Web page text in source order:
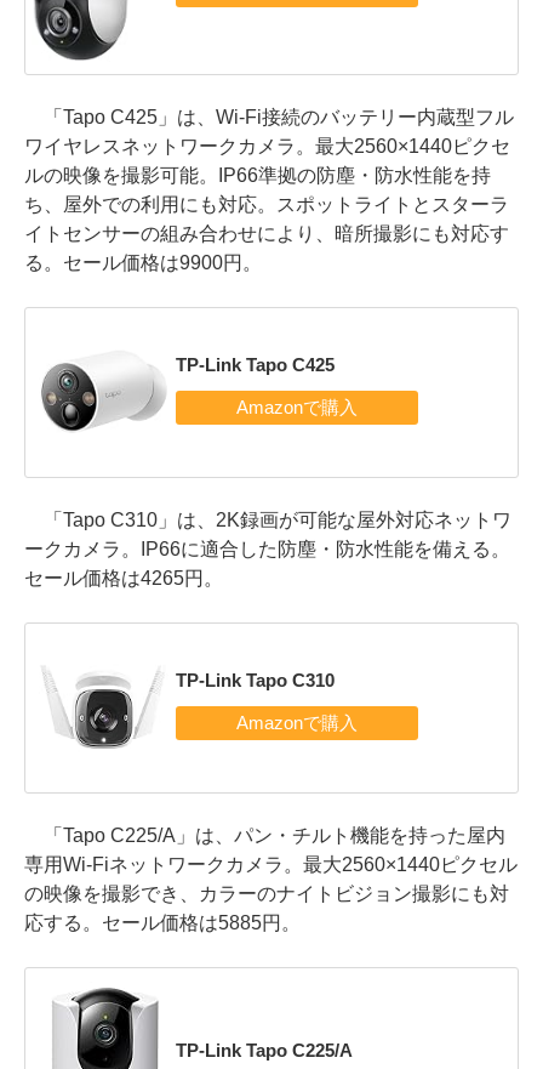
「Tapo C425」は、Wi-Fi接続のバッテリー内蔵型フル
ワイヤレスネットワークカメラ。最大2560×1440ピクセ
ルの映像を撮影可能。IP66準拠の防塵・防水性能を持
ち、屋外での利用にも対応。スポットライトとスターラ
イトセンサーの組み合わせにより、暗所撮影にも対応す
る。セール価格は9900円。
TP-Link Tapo C425
「Tapo C310」は、2K録画が可能な屋外対応ネットワ
ークカメラ。IP66に適合した防塵・防水性能を備える。
セール価格は4265円。
TP-Link Tapo C310
「Tapo C225/A」は、パン・チルト機能を持った屋内
専用Wi-Fiネットワークカメラ。最大2560×1440ピクセル
の映像を撮影でき、カラーのナイトビジョン撮影にも対
応する。セール価格は5885円。
TP-Link Tapo C225/A